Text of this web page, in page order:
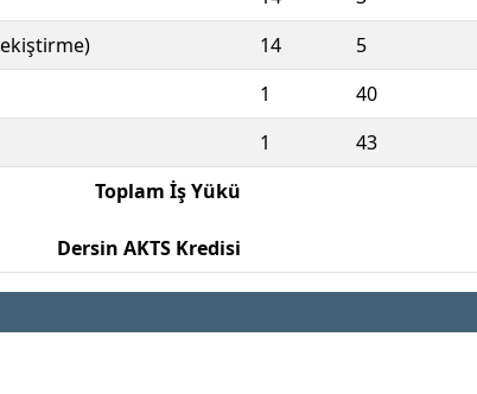
14 5
1 40
1 43
Toplam İş Yükü
Dersin AKTS Kredisi